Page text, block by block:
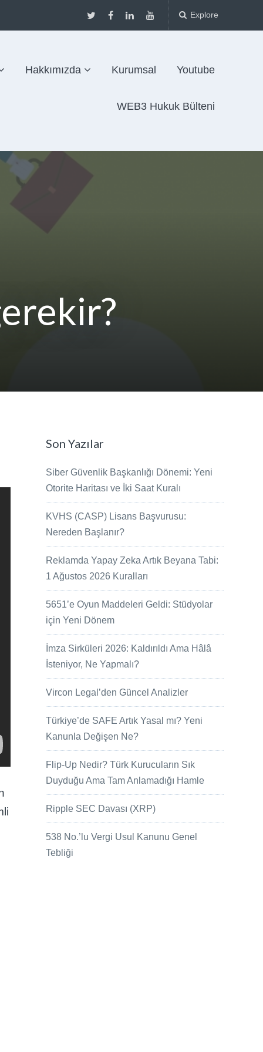
Explore
Hakkımızda Kurumsal Youtube
WEB3 Hukuk Bülteni
Son Yazılar
Siber Güvenlik Başkanlığı Dönemi: Yeni
Otorite Haritası ve İki Saat Kuralı
KVHS (CASP) Lisans Başvurusu:
Nereden Başlanır?
Reklamda Yapay Zeka Artık Beyana Tabi:
1 Ağustos 2026 Kuralları
5651’e Oyun Maddeleri Geldi: Stüdyolar
için Yeni Dönem
İmza Sirküleri 2026: Kaldırıldı Ama Hâlâ
İsteniyor, Ne Yapmalı?
Vircon Legal’den Güncel Analizler
Türkiye’de SAFE Artık Yasal mı? Yeni
Kanunla Değişen Ne?
Flip-Up Nedir? Türk Kurucuların Sık
Duyduğu Ama Tam Anlamadığı Hamle
Ripple SEC Davası (XRP)
538 No.’lu Vergi Usul Kanunu Genel
Tebliği